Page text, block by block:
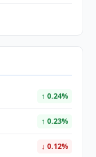
↑ 0.24%
↑ 0.23%
↓ 0.12%